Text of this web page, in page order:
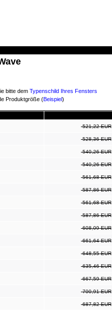
bitte dem Typenschild Ihres Fensters
Produktgröße (Beispiel)
521,22 EUR
528,36 EUR
540,26 EUR
540,26 EUR
561,68 EUR
587,86 EUR
561,68 EUR
587,86 EUR
608,09 EUR
661,64 EUR
648,55 EUR
635,46 EUR
667,59 EUR
700,91 EUR
687,82 EUR